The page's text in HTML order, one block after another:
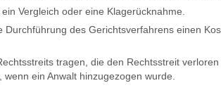
Vergleich oder eine Klagerücknahme.
des Gerichtsverfahrens einen
tragen, die den Rechtsstreit
ein Anwalt hinzugezogen wurde.